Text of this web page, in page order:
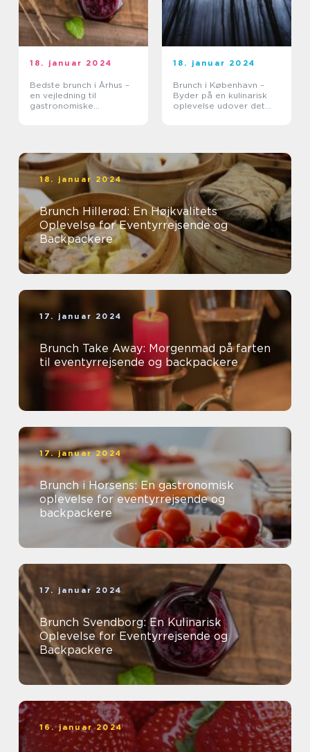
18. januar 2024
Bedste brunch i Århus –
en vejledning til
gastronomiske
18. januar 2024
Brunch i København –
Byder på en kulinarisk
oplevelse udover det
18. januar 2024
Brunch Hillerød: En Højkvalitets
Oplevelse for Eventyrrejsende og
Backpackere
17. januar 2024
Brunch Take Away: Morgenmad på farten
til eventyrrejsende og backpackere
17. januar 2024
Brunch i Horsens: En gastronomisk
oplevelse for eventyrrejsende og
backpackere
17. januar 2024
Brunch Svendborg: En Kulinarisk
Oplevelse for Eventyrrejsende og
Backpackere
16. januar 2024